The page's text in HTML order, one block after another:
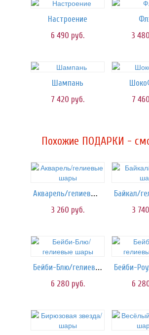
Настроение
6 490 руб.
3 480
Шампань
7 420 руб.
7 460
Похожие ПОДАРКИ -
Акварель/гелиевые шары
3 260 руб. 3 740
Бейби-Блю/гелиевые шары
6 280 руб. 6